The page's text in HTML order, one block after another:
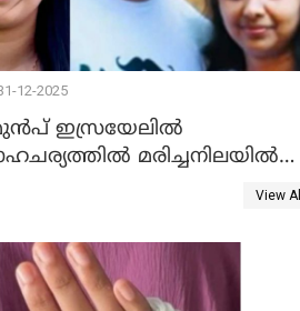
12-2025
ഇസ്രയേലിൽ
മരിച്ചനിലയിൽ
മലയാളി യുവാവിന്റെ
View All